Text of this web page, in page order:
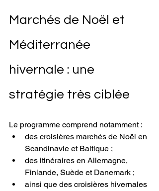
Marchés de Noël et
Méditerranée
hivernale : une
stratégie très ciblée
Le programme comprend notamment :
des croisières marchés de Noël en
Scandinavie et Baltique ;
des itinéraires en Allemagne,
Finlande, Suède et Danemark ;
ainsi que des croisières hivernales